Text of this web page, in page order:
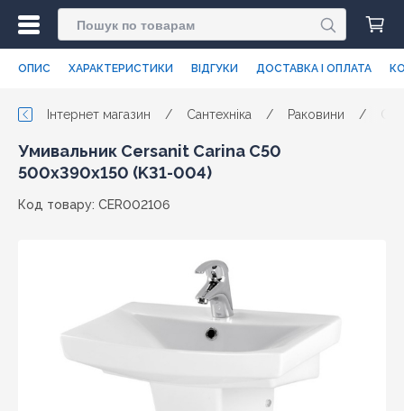
ОПИС ХАРАКТЕРИСТИКИ ВІДГУКИ ДОСТАВКА І ОПЛАТА
Інтернет магазин / Сантехніка / Раковини /
Умивальник Cersanit Carina C50
500x390x150 (K31-004)
Код товару: CER002106